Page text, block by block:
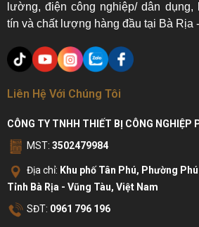
lường, điện công nghiệp/ dân dụng,
tín và chất lượng hàng đầu tại Bà Rịa
Liên Hệ Với Chúng Tôi
CÔNG TY TNHH THIẾT BỊ CÔNG NGHIỆP
MST: 3502479984
Địa chỉ: Khu phố Tân Phú, Phường
Tỉnh Bà Rịa - Vũng Tàu, Việt Nam
SĐT: 0961 796 196